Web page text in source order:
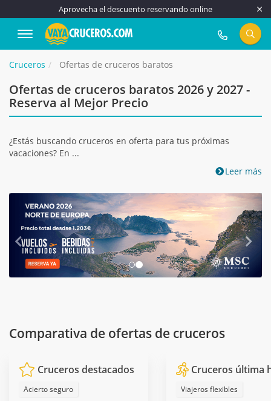
Aprovecha el descuento reservando online
917 815 555
Cruceros Ofertas de cruceros baratos
Ofertas de cruceros baratos 2026 y 2027 -
Reserva al Mejor Precio
¿Estás buscando cruceros en oferta para tus próximas
vacaciones? En ...
Leer más
Comparativa de ofertas de cruceros
Cruceros destacados
Acierto seguro
Cruceros última
Viajeros flexibles